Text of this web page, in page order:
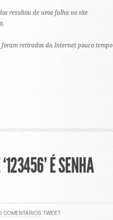
resultou de uma falha no site
retirados da Internet pouco tempo
É SENHA
COMENTÁRIOS TWEET